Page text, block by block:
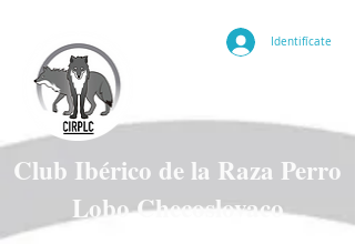
Identifícate
Club Ibérico de la Raza Perro
Lobo Checoslovaco